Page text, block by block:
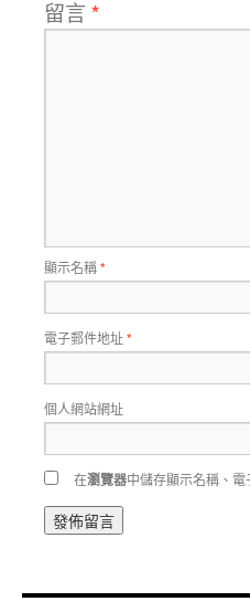
留言 *
顯示名稱*
電子郵件地址*
個人網站網址
在瀏覽器中儲存顯示名稱、